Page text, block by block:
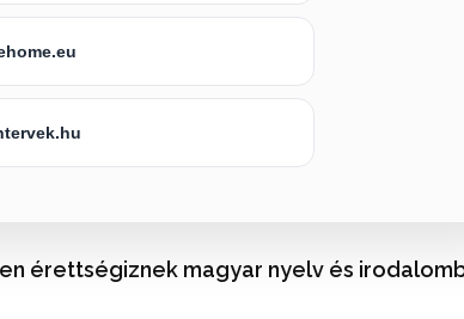
érettségiznek magyar nyelv és